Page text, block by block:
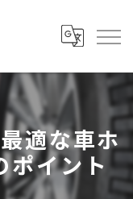
適な車ホ
ポイント